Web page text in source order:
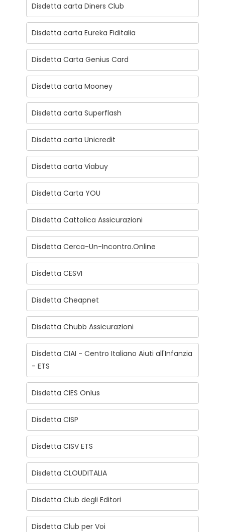
Disdetta carta Diners Club
Disdetta carta Eureka Fiditalia
Disdetta Carta Genius Card
Disdetta carta Mooney
Disdetta carta Superflash
Disdetta carta Unicredit
Disdetta carta Viabuy
Disdetta Carta YOU
Disdetta Cattolica Assicurazioni
Disdetta Cerca-Un-Incontro.Online
Disdetta CESVI
Disdetta Cheapnet
Disdetta Chubb Assicurazioni
Disdetta CIAI - Centro Italiano Aiuti all'Infanzia
- ETS
Disdetta CIES Onlus
Disdetta CISP
Disdetta CISV ETS
Disdetta CLOUDITALIA
Disdetta Club degli Editori
Disdetta Club per Voi